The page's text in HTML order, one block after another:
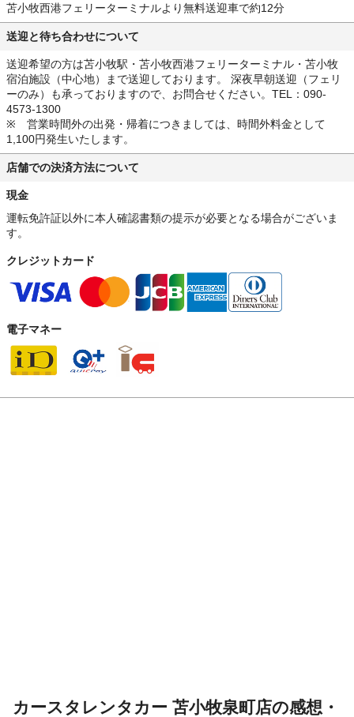
苫小牧西港フェリーターミナルより無料送迎車で約12分
送迎と待ち合わせについて
送迎希望の方は苫小牧駅・苫小牧西港フェリーターミナル・苫小牧
宿泊施設（中心地）まで送迎しております。 深夜早朝送迎（フェリ
ーのみ）も承っておりますので、お問合せください。TEL：090-
4573-1300
※ 営業時間外の出発・帰着につきましては、時間外料金として
1,100円発生いたします。
店舗での決済方法について
現金
運転免許証以外に本人確認書類の提示が必要となる場合がございま
す。
クレジットカード
電子マネー
カースタレンタカー 苫小牧泉町店の感想・